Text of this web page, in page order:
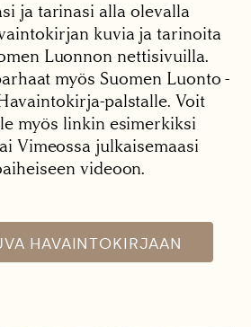
ja tarinasi alla olevalla
kuvia ja tarinoita
Luonnon nettisivuilla.
myös Suomen Luonto -
palstalle. Voit
myös linkin esimerkiksi
Vimeossa julkaisemaasi
videoon.
HAVAINTOKIRJAAN